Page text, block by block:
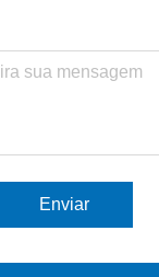
Enviar